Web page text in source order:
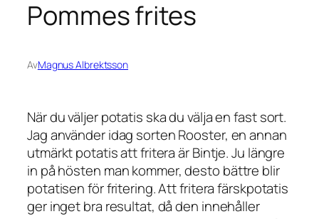
Pommes frites
AvMagnus Albrektsson
När du väljer potatis ska du välja en fast sort.
Jag använder idag sorten Rooster, en annan
utmärkt potatis att fritera är Bintje. Ju längre
in på hösten man kommer, desto bättre blir
potatisen för fritering. Att fritera färskpotatis
ger inget bra resultat, då den innehåller